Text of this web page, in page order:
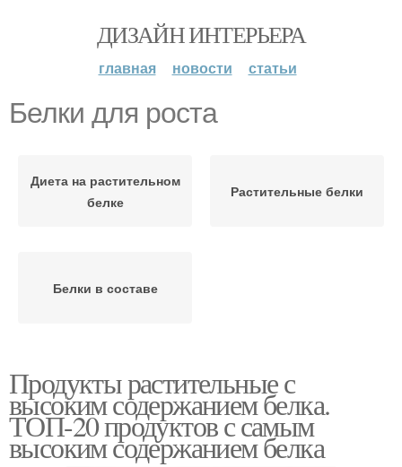
ДИЗАЙН ИНТЕРЬЕРА
главная новости статьи
Белки для роста
Диета на растительном
белке
Растительные белки
Белки в составе
Продукты растительные с
высоким содержанием белка.
ТОП-20 продуктов с самым
высоким содержанием белка